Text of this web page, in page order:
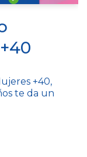
+40,
te da un